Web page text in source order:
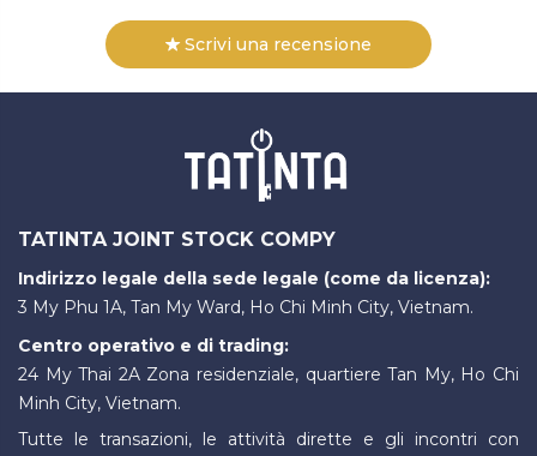
Scrivi una recensione
TATINTA JOINT STOCK COMPY
Indirizzo legale della sede legale (come da licenza):
3 My Phu 1A, Tan My Ward, Ho Chi Minh City, Vietnam.
Centro operativo e di trading:
24 My Thai 2A Zona residenziale, quartiere Tan My, Ho Chi
Minh City, Vietnam.
Tutte le transazioni, le attività dirette e gli incontri con